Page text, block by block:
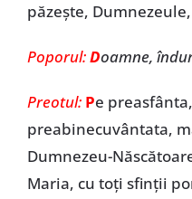
păzeşte,
Poporul:Doamne,
Preotul: Pe
preabinecuvântata,
Dumnezeu-
Maria, cu toţi sfinţii